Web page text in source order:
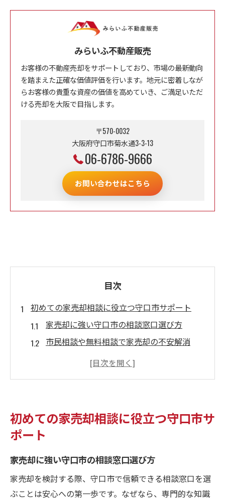
みらいふ不動産販売
お客様の不動産売却をサポートしており、市場の最新動向
を踏まえた正確な価値評価を行います。地元に密着しなが
らお客様の貴重な資産の価値を高めていき、ご満足いただ
ける売却を大阪で目指します。
〒570-0032
大阪府守口市菊水通3-3-13
06-6786-9666
お問い合わせはこちら
目次
初めての家売却相談に役立つ守口市サポート
家売却に強い守口市の相談窓口選び方
市民相談や無料相談で家売却の不安解消
市役所や宅建協会で始める家売却相談の流
安心して家売却を進めるための窓口利用法
無料相談で家売却を安全に進めるコツ
家売却時に押さえたい窓口利用の実務ポイ
ント
初めての家売却相談に役立つ守口市サ
ポート
家売却に強い守口市の相談窓口選び方
家売却を検討する際、守口市で信頼できる相談窓口を選
ぶことは安心への第一歩です。なぜなら、専門的な知識